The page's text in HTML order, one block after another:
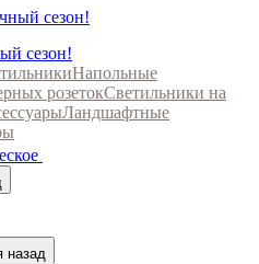
сезон!
Напольные
розетокСветильники на
Ландшафтные
назад